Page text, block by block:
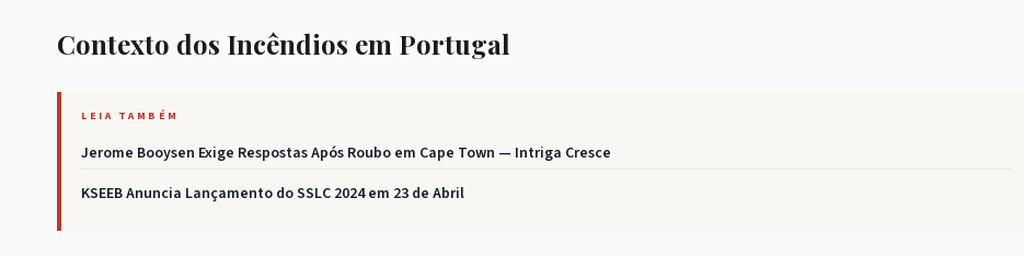
Contexto dos Incêndios em Portugal
LEIA TAMBÉM
Jerome Booysen Exige Respostas Após Roubo em Cape Town — Intriga Cresce
KSEEB Anuncia Lançamento do SSLC 2024 em 23 de Abril